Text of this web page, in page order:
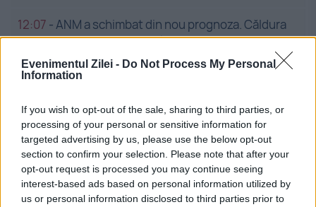
Evenimentul Zilei - Do Not Process My Personal
Information
If you wish to opt-out of the sale, sharing to third parties, or
processing of your personal or sensitive information for
targeted advertising by us, please use the below opt-out
section to confirm your selection. Please note that after your
opt-out request is processed you may continue seeing
interest-based ads based on personal information utilized by
us or personal information disclosed to third parties prior to
12:07 - ANM a schimbat din nou prognoza. Căldura
se extinde, iar marți vine vârful caniculei